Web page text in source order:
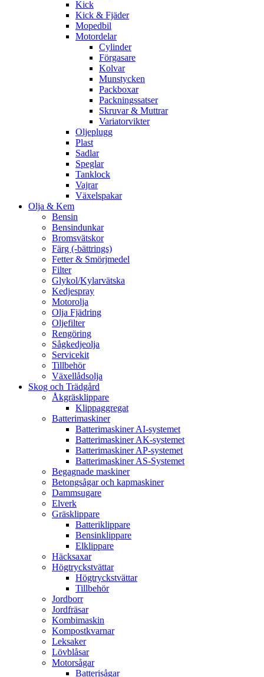
Kick
Kick & Fjäder
Mopedbil
Motordelar
Cylinder
Förgasare
Kolvar
Munstycken
Packboxar
Packningssatser
Skruvar & Muttrar
Variatorvikter
Oljeplugg
Plast
Sadlar
Speglar
Tanklock
Vajrar
Växelspakar
Olja & Kem
Bensin
Bensindunkar
Bromsvätskor
Färg (-bättrings)
Fetter & Smörjmedel
Filter
Glykol/Kylarvätska
Kedjespray
Motorolja
Olja Fjädring
Oljefilter
Rengöring
Sågkedjeolja
Servicekit
Tillbehör
Växellådsolja
Skog och Trädgård
Åkgräsklippare
Klippaggregat
Batterimaskiner
Batterimaskiner AI-systemet
Batterimaskiner AK-systemet
Batterimaskiner AP-systemet
Batterimaskiner AS-Systemet
Begagnade maskiner
Betongsågar och kapmaskiner
Dammsugare
Elverk
Gräsklippare
Batteriklippare
Bensinklippare
Elklippare
Häcksaxar
Högtryckstvättar
Högtryckstvättar
Tillbehör
Jordborr
Jordfräsar
Kombimaskin
Kompostkvarnar
Leksaker
Lövblåsar
Motorsågar
Batterisågar